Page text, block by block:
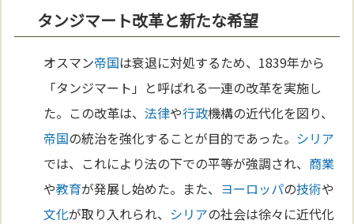
タンジマート改革と新たな希望
オスマン帝国は衰退に対処するため、1839年から
「タンジマート」と呼ばれる一連の改革を実施し
た。この改革は、法律や行政機構の近代化を図り、
帝国の統治を強化することが目的であった。 シリア
では、これにより法の下での平等が強調され、 商業
や教育が発展し始めた。また、 ヨーロッパの技術や
文化が取り入れられ、 シリアの社会は徐々に近代化